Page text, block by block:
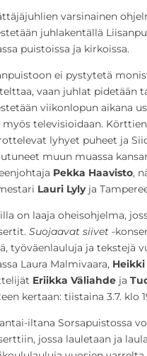
varsinainen
juhlakentällä
puistoissa ja kirkoissa.
ei pystytetä
vaan juhlat pidetään
viikonlopun aikana
myös televisioidaan.
lyhyet puheet ja
muun muassa
Pekka Haavisto,
Lauri Lylyja
on laaja oheisohjelma,
Suojaavat siivet-
työväenlauluja ja tekstejä
Laura Malmivaara,
Eriikka Väliahdeja
kertaan: tiistaina 3.7. klo
iltana Sorsapuistossa
jossa lauletaan ja